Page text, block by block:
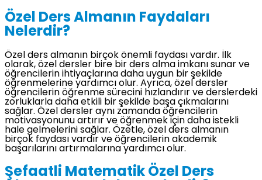
Özel Ders Almanın Faydaları
Nelerdir?
Özel ders almanın birçok önemli faydası vardır. İlk
olarak, özel dersler bire bir ders alma imkanı sunar ve
öğrencilerin ihtiyaçlarına daha uygun bir şekilde
öğrenmelerine yardımcı olur. Ayrıca, özel dersler
öğrencilerin öğrenme sürecini hızlandırır ve derslerdeki
zorluklarla daha etkili bir şekilde başa çıkmalarını
sağlar. Özel dersler aynı zamanda öğrencilerin
motivasyonunu artırır ve öğrenmek için daha istekli
hale gelmelerini sağlar. Özetle, özel ders almanın
birçok faydası vardır ve öğrencilerin akademik
başarılarını artırmalarına yardımcı olur.
Şefaatli Matematik Özel Ders